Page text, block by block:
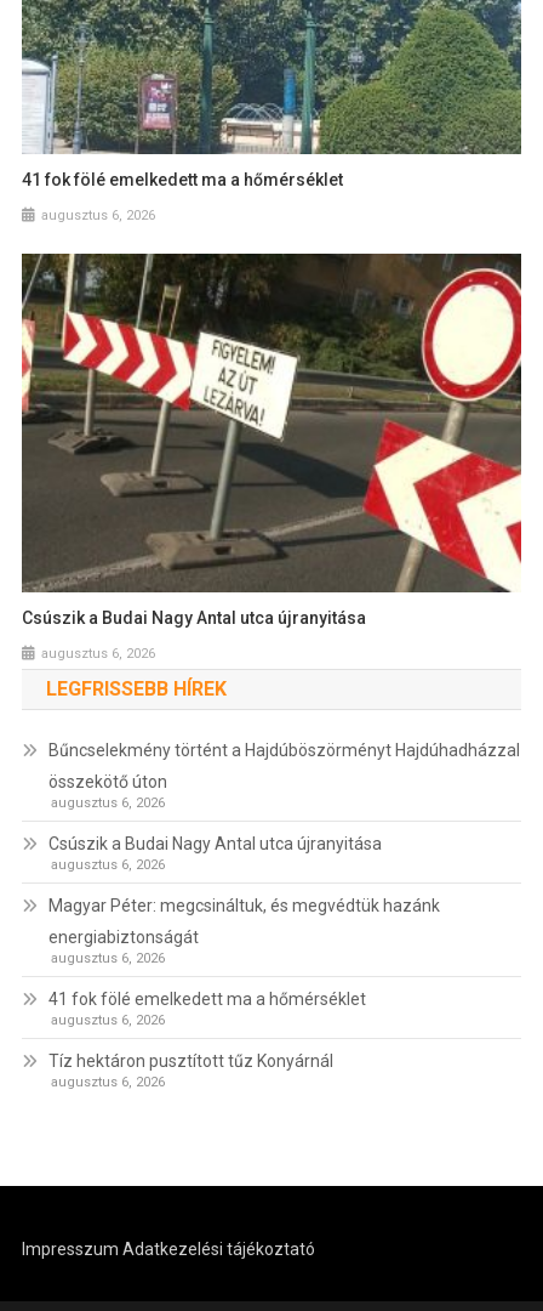
41 fok fölé emelkedett ma a hőmérséklet
augusztus 6, 2026
Csúszik a Budai Nagy Antal utca újranyitása
augusztus 6, 2026
LEGFRISSEBB HÍREK
Bűncselekmény történt a Hajdúböszörményt Hajdúhadházzal
összekötő úton
augusztus 6, 2026
Csúszik a Budai Nagy Antal utca újranyitása
augusztus 6, 2026
Magyar Péter: megcsináltuk, és megvédtük hazánk
energiabiztonságát
augusztus 6, 2026
41 fok fölé emelkedett ma a hőmérséklet
augusztus 6, 2026
Tíz hektáron pusztított tűz Konyárnál
augusztus 6, 2026
Impresszum Adatkezelési tájékoztató